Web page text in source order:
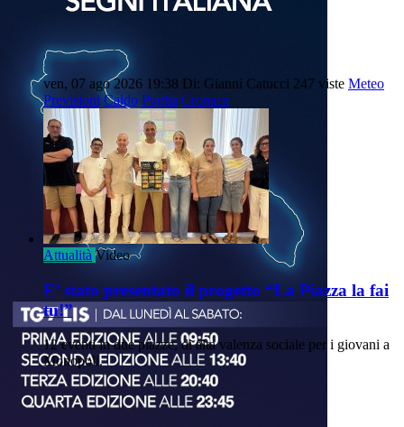
ven, 07 ago 2026 19:38 Di: Gianni Catucci 247 viste Meteo
Previsioni Caldo Puglia Cronaca
Attualità Video
E’ stato presentato il progetto “La Piazza la fai
tu!”
12 eventi in due piazze, di alta valenza sociale per i giovani a
Monopoli.